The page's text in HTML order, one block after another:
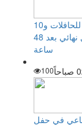
ساعات حاسمة في دبي: تدشين 5 خطوط جديدة للحافلات و10
مناطق سوف تتخلص من الزحام المروري بشكل نهائي بعد 48
ساعة
100
في حفل